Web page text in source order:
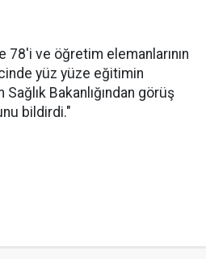
78'i ve öğretim elemanlarının
yüz yüze eğitimin
Sağlık Bakanlığından görüş
bildirdi."